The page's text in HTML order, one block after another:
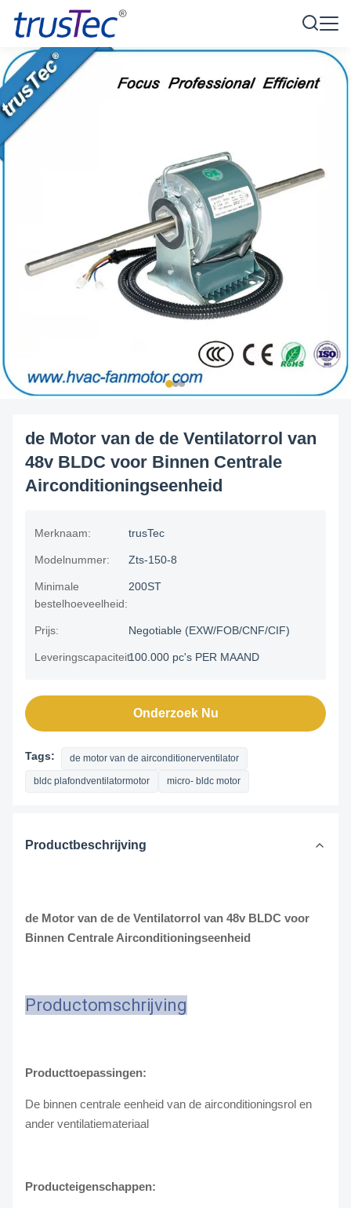
de Motor van de de Ventilatorrol van
48v BLDC voor Binnen Centrale
Airconditioningseenheid
Merknaam: trusTec
Modelnummer: Zts-150-8
Minimale
bestelhoeveelheid:
200ST
Prijs: Negotiable (EXW/FOB/CNF/CIF)
Leveringscapaciteit:100.000 pc's PER MAAND
Onderzoek Nu
Tags: de motor van de airconditionerventilator
bldc plafondventilatormotor micro- bldc motor
Productbeschrijving
de Motor van de de Ventilatorrol van 48v BLDC voor
Binnen Centrale Airconditioningseenheid
Productomschrijving
Producttoepassingen:
De binnen centrale eenheid van de airconditioningsrol en
ander ventilatiemateriaal
Producteigenschappen: